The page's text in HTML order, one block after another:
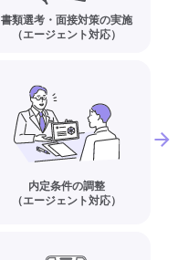
書類選考・面接対策の実施
（エージェント対応）
内定条件の調整
（エージェント対応）